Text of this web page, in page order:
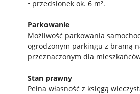
• przedsionek ok. 6 m².
Parkowanie
Możliwość parkowania
ogrodzonym parkingu z bramą
przeznaczonym dla
Stan prawny
Pełna własność z księgą